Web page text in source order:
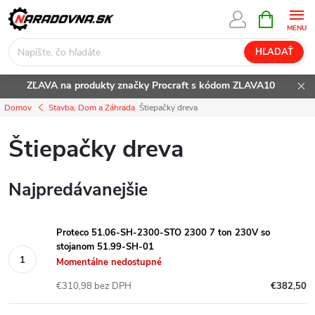
Prejsť
na
obsah
HĽADAŤ
KOŠÍK
ZĽAVA na produkty značky Procraft s kódom ZLAVA10
Domov Stavba, Dom a Záhrada Štiepačky dreva
Štiepačky dreva
Najpredávanejšie
Proteco 51.06-SH-2300-STO 2300 7 ton 230V so
stojanom 51.99-SH-01
Momentálne nedostupné
€382,50
€310,98 bez DPH